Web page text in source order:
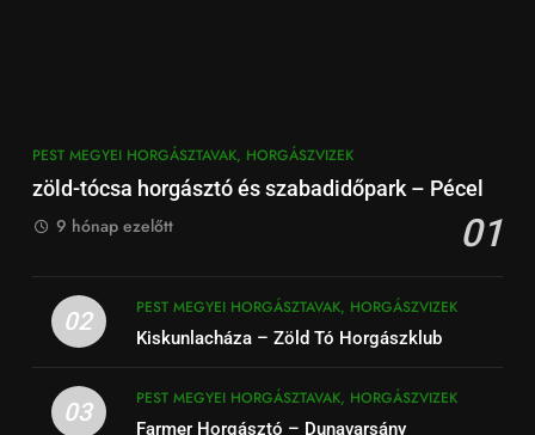
PEST MEGYEI HORGÁSZTAVAK, HORGÁSZVIZEK
zöld-tócsa horgásztó és szabadidőpark – Pécel
01
9 hónap ezelőtt
02
PEST MEGYEI HORGÁSZTAVAK, HORGÁSZVIZEK
Kiskunlacháza – Zöld Tó Horgászklub
03
PEST MEGYEI HORGÁSZTAVAK, HORGÁSZVIZEK
Farmer Horgásztó – Dunavarsány